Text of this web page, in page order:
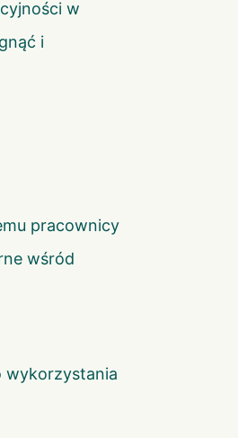
w
i
pracownicy
wśród
wykorzystania